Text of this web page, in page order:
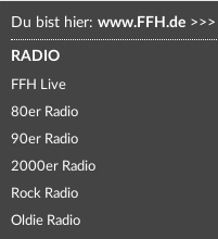
Du bist hier: www.FFH.de >>>
RADIO
FFH Live
80er Radio
90er Radio
2000er Radio
Rock Radio
Oldie Radio